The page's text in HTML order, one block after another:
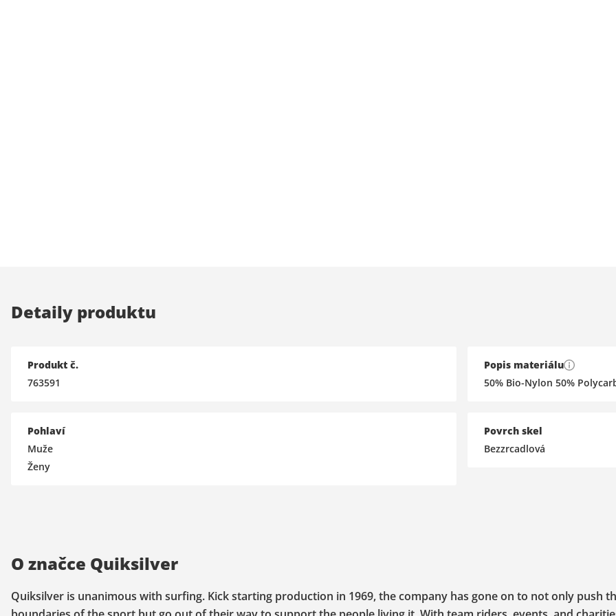
Detaily produktu
Produkt č.
763591
Pohlaví
Muže
Ženy
Popis materiálu
50% Bio-Nylon 50%
Povrch skel
Bezzrcadlová
O značce Quiksilver
Quiksilver is unanimous with surfing. Kick starting production in 1969, the company has gone on to not only push